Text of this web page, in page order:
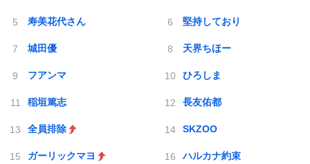
寿美花代さん 堅持しており
城田優 天界ちほー
フアンマ ひろしま
稲垣篤志 長友佑都
全員排除 SKZOO
ガーリックマヨ ハルカナ約束